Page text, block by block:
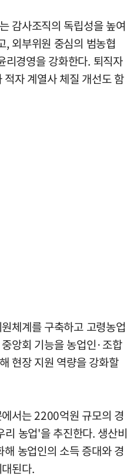
감사조직의 독립성을 높여
, 외부위원 중심의 범농협
리경영을 강화한다. 퇴직자
자 계열사 체질 개선도 함
체계를 구축하고 고령농업
앙회 기능을 농업인·조합
현장 지원 역량을 강화할
서는 2200억원 규모의 경
농업'을 추진한다. 생산비
농업인의 소득 증대와 경
된다.